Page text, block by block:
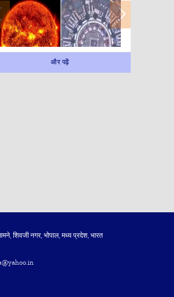
और पढ़ें
शिवजी नगर, भोपाल, मध्य प्रदेश, भारत